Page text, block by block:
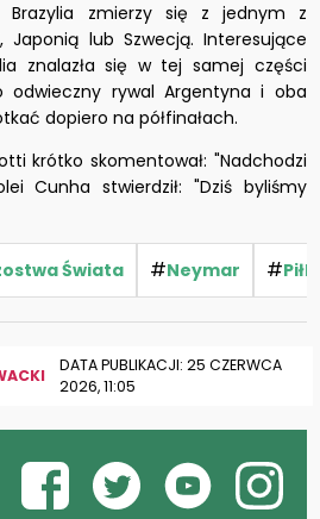
Brazylia zmierzy się z jednym z
Japonią lub Szwecją. Interesujące
znalazła się w tej samej części
odwieczny rywal Argentyna i oba
dopiero na półfinałach.
krótko skomentował: "Nadchodzi
Cunha stwierdził: "Dziś byliśmy
Świata #Neymar #
DATA PUBLIKACJI: 25 CZERWCA
2026, 11:05